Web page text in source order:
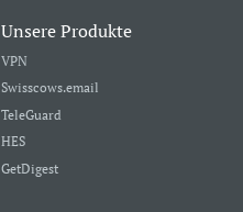
Unsere Produkte
VPN
Swisscows.email
TeleGuard
HES
GetDigest